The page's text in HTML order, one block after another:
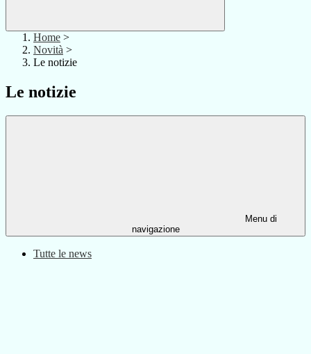
Home >
Novità >
Le notizie
Le notizie
Menu di
navigazione
Tutte le news